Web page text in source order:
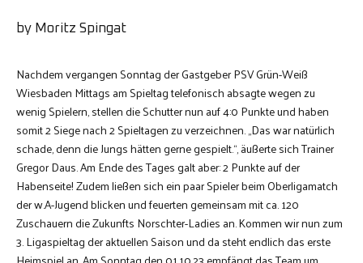
by Moritz Spingat
Nachdem vergangen Sonntag der Gastgeber PSV Grün-Weiß
Wiesbaden Mittags am Spieltag telefonisch absagte wegen zu
wenig Spielern, stellen die Schutter nun auf 4:0 Punkte und haben
somit 2 Siege nach 2 Spieltagen zu verzeichnen. „Das war natürlich
schade, denn die Jungs hätten gerne gespielt.“, äußerte sich Trainer
Gregor Daus. Am Ende des Tages galt aber: 2 Punkte auf der
Habenseite! Zudem ließen sich ein paar Spieler beim Oberligamatch
der w.A-Jugend blicken und feuerten gemeinsam mit ca. 120
Zuschauern die Zukunfts Norschter-Ladies an. Kommen wir nun zum
3. Ligaspieltag der aktuellen Saison und da steht endlich das erste